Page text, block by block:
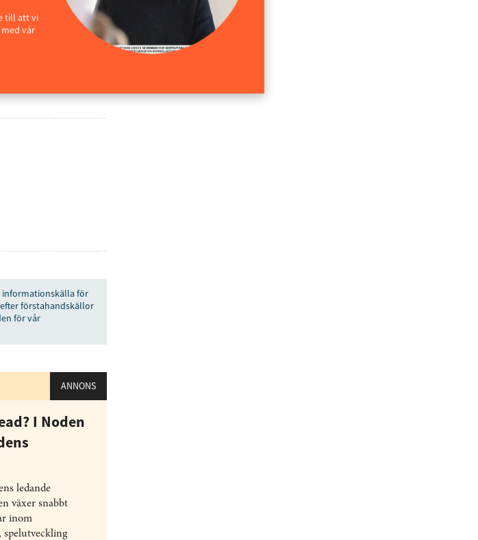
har redan
informationskälla för
förstahandskällor
för vår
ANNONS
I Noden
ledande
växer snabbt
inom
spelutveckling
till att vi
vår